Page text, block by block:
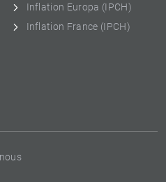
Inflation Europa (IPCH)
Inflation France (IPCH)